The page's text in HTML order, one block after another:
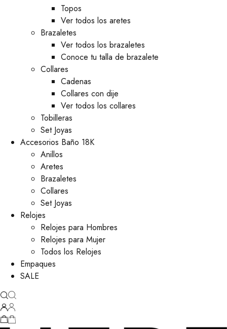
Topos
Ver todos los aretes
Brazaletes
Ver todos los brazaletes
Conoce tu talla de brazalete
Collares
Cadenas
Collares con dije
Ver todos los collares
Tobilleras
Set Joyas
Accesorios Baño 18K
Anillos
Aretes
Brazaletes
Collares
Set Joyas
Relojes
Relojes para Hombres
Relojes para Mujer
Todos los Relojes
Empaques
SALE